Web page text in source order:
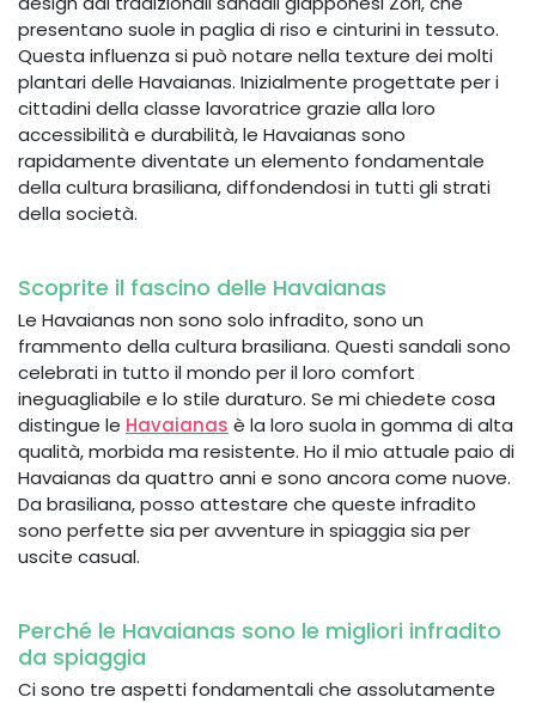
presentano suole in paglia di riso e cinturini in tessuto.
Questa influenza si può notare nella texture dei molti
plantari delle Havaianas. Inizialmente progettate per i
cittadini della classe lavoratrice grazie alla loro
accessibilità e durabilità, le Havaianas sono
rapidamente diventate un elemento fondamentale
della cultura brasiliana, diffondendosi in tutti gli strati
della società.
Scoprite il fascino delle Havaianas
Le Havaianas non sono solo infradito, sono un
frammento della cultura brasiliana. Questi sandali sono
celebrati in tutto il mondo per il loro comfort
ineguagliabile e lo stile duraturo. Se mi chiedete cosa
distingue le Havaianas è la loro suola in gomma di alta
qualità, morbida ma resistente. Ho il mio attuale paio di
Havaianas da quattro anni e sono ancora come nuove.
Da brasiliana, posso attestare che queste infradito
sono perfette sia per avventure in spiaggia sia per
uscite casual.
Perché le Havaianas sono le migliori infradito
da spiaggia
Ci sono tre aspetti fondamentali che assolutamente